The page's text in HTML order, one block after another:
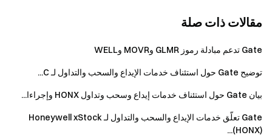
مقالات ذات صلة
Gate تدعم مبادلة رموز GLMR وMOVR وWELL
توضيح Gate حول استئناف خدمات الإيداع والسحب والتداول لـ C...
بيان Gate حول استئناف خدمات إيداع وسحب وتداول HONX وإجراءا...
Gate تعلّق خدمات الإيداع والسحب والتداول لـ Honeywell xStock
(HONX)...